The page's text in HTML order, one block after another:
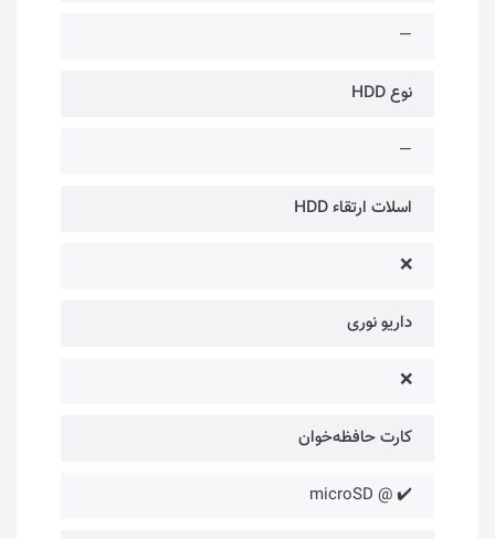
—
نوع HDD
—
اسلات ارتقاء HDD
❌
داریو نوری
❌
کارت حافظه‌خوان
✔️ @ microSD